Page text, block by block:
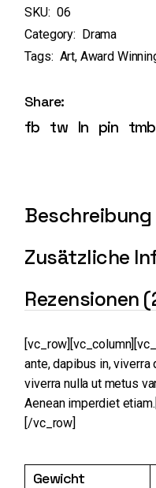
SKU: 06
Category: Drama
Tags: Art, Award
Share:
fb tw ln pin tmb
Beschreibung
Zusätzliche
Rezensionen
ante, dapibus in,
viverra nulla ut metus
Aenean imperdiet
[/vc_row]
Gewicht